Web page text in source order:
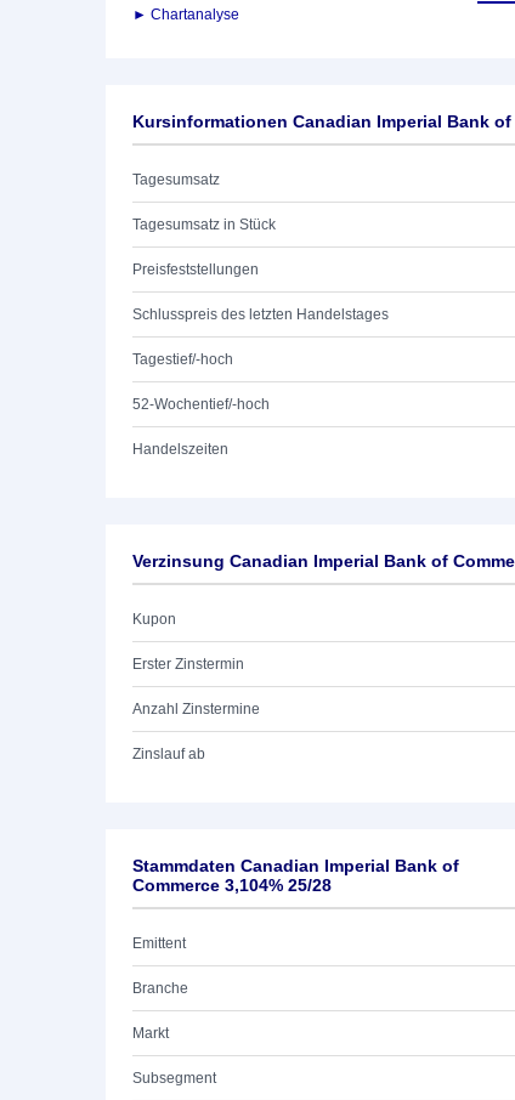
► Chartanalyse
Kursinformationen Canadian Imperial Bank of
Tagesumsatz
Tagesumsatz in Stück
Preisfeststellungen
Schlusspreis des letzten Handelstages
Tagestief/-hoch
52-Wochentief/-hoch
Handelszeiten
Verzinsung Canadian Imperial Bank of
Kupon
Erster Zinstermin
Anzahl Zinstermine
Zinslauf ab
Stammdaten Canadian Imperial Bank of
Commerce 3,104% 25/28
Emittent
Branche
Markt
Subsegment